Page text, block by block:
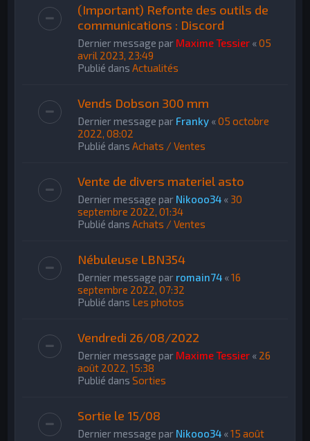
(Important) Refonte des outils de
communications : Discord
Dernier message par Maxime Tessier «05
avril 2023, 23:49
Publié dansActualités
Vends Dobson 300 mm
Dernier message par Franky «05 octobre
2022, 08:02
Publié dansAchats / Ventes
Vente de divers materiel asto
Dernier message par Nikooo34 « 30
septembre 2022, 01:34
Publié dansAchats / Ventes
Nébuleuse LBN354
Dernier message par romain74 «16
septembre 2022, 07:32
Publié dans Les photos
Vendredi 26/08/2022
Dernier message par Maxime Tessier « 26
août 2022, 15:38
Publié dansSorties
Sortie le 15/08
Dernier message par Nikooo34 «15 août